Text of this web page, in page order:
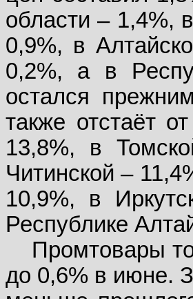
области – 1,4%,
0,9%, в
0,2%, а в
остался
также отстаёт
13,8%, в
Читинской –
10,9%, в
Республике
Промтовары
до 0,6% в июне.